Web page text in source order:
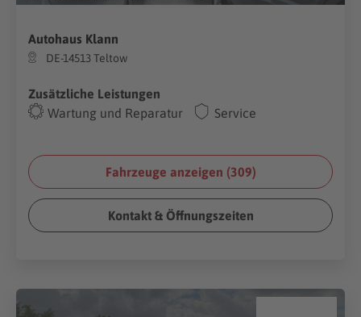
Autohaus Klann
DE-14513 Teltow
Zusätzliche Leistungen
Wartung und Reparatur
Service
Fahrzeuge anzeigen (309)
Kontakt & Öffnungszeiten